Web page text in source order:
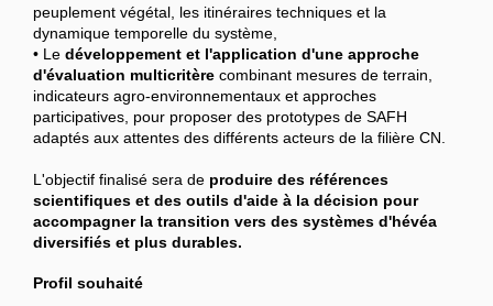
peuplement végétal, les itinéraires techniques et la
dynamique temporelle du système,
• Le développement et l'application d'une approche
d'évaluation multicritère combinant mesures de terrain,
indicateurs agro-environnementaux et approches
participatives, pour proposer des prototypes de SAFH
adaptés aux attentes des différents acteurs de la filière CN.
L'objectif finalisé sera de produire des références
scientifiques et des outils d'aide à la décision pour
accompagner la transition vers des systèmes d'hévéa
diversifiés et plus durables.
Profil souhaité